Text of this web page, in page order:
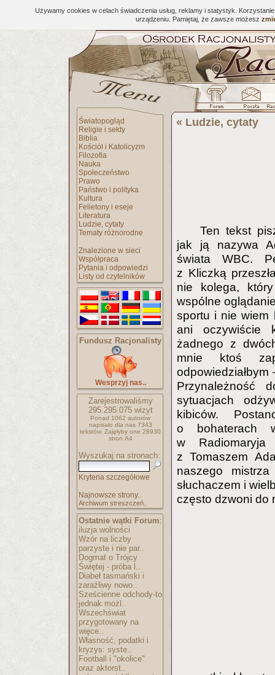
Używamy cookies w celach świadczenia usług, reklamy i statystyk.
urządzeniu. Pamiętaj, że zawsze możesz
Światopogląd
Religie i sekty
Biblia
Kościół i Katolicyzm
Filozofia
Nauka
Społeczeństwo
Prawo
Państwo i polityka
Kultura
Felietony i eseje
Literatura
Ludzie, cytaty
Tematy różnorodne
Znalezione w sieci
Współpraca
Pytania i odpowiedzi
Listy od czytelników
Fundusz Racjonalisty
Wesprzyj nas..
Zarejestrowaliśmy
295.295.075wizyt
Ponad 1062 autorów
napisało dla nas 7343
tekstów. Zajęłyby one 28930
stron A4
Wyszukaj na stronach:
Kryteria szczegółowe
Najnowsze strony..
Archiwum streszczeń..
Ostatnie wątki Forum:
iluzja wolności
Wzór na liczby
parzyste i nie par..
Dogmat o Trójcy
Świętej - próba l..
Diabeł tasmański i
zaraźliwy nowo..
Sześcienne odchody-to
jednak możl..
Wszechświat
przygotowany na
więce..
Własność, podatki i
kryzys: syste..
Football i "okolice"
oraz aktorst..
« Ludzie, cytaty
Ten tekst
jak ją nazywa
świata WBC.
z Kliczką
nie kolega,
wspólne
sportu i nie wiem
ani oczywiście
żadnego z
mnie ktoś
Przynależność
sytuacjach
kibiców.
o bohaterach
w Radiomaryja
z Tomaszem
naszego
słuchaczem i
często dzwoni do